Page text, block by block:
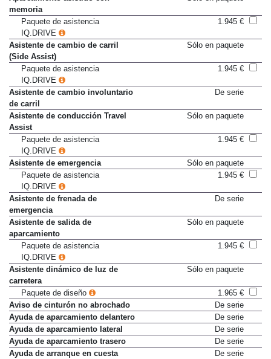
Aparcamiento asistido con
memoria
Paquete de asistencia
IQ.DRIVE
Asistente de cambio de carril
(Side Assist)
Paquete de asistencia
IQ.DRIVE
Asistente de cambio involuntario
de carril
Asistente de conducción Travel
Assist
Paquete de asistencia
IQ.DRIVE
Asistente de emergencia
Sólo en paquete
Paquete de asistencia
IQ.DRIVE
Asistente de frenada de
emergencia
Asistente de salida de
aparcamiento
Paquete de asistencia
IQ.DRIVE
Asistente dinámico de luz de
carretera
Paquete de diseño
1.965 €
Aviso de cinturón no abrochado
De serie
Ayuda de aparcamiento delantero
De serie
Ayuda de aparcamiento lateral
De serie
Ayuda de aparcamiento trasero
De serie